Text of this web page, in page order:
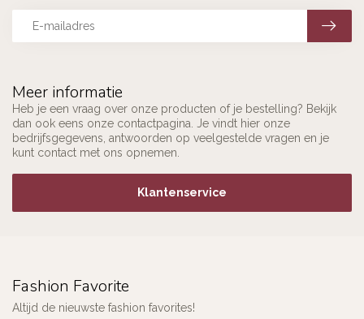
Meer informatie
Heb je een vraag over onze producten of je bestelling? Bekijk
dan ook eens onze contactpagina. Je vindt hier onze
bedrijfsgegevens, antwoorden op veelgestelde vragen en je
kunt contact met ons opnemen.
Klantenservice
Fashion Favorite
Altijd de nieuwste fashion favorites!